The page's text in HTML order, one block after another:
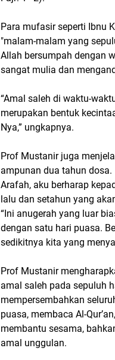
Para mufasir seperti Ibnu
"malam-malam yang
Allah bersumpah dengan
sangat mulia dan
“Amal saleh di waktu-
merupakan bentuk
Nya,” ungkapnya.
Prof Mustanir juga
ampunan dua tahun
Arafah, aku berharap
lalu dan setahun yang
“Ini anugerah yang luar
dengan satu hari puasa.
sedikitnya kita yang
Prof Mustanir
amal saleh pada sepuluh
mempersembahkan
puasa, membaca Al-
membantu sesama,
amal unggulan.